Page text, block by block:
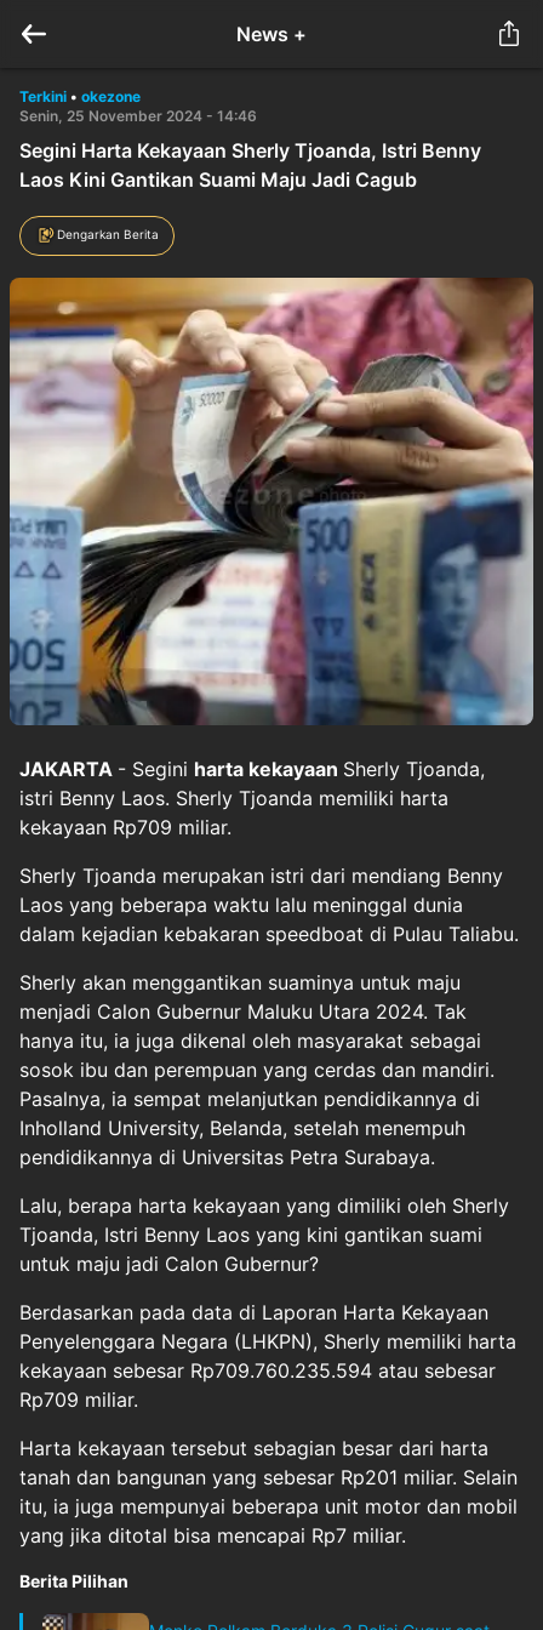
News +
Terkini • okezone
Senin, 25 November 2024 - 14:46
Segini Harta Kekayaan Sherly Tjoanda, Istri Benny
Laos Kini Gantikan Suami Maju Jadi Cagub
Dengarkan Berita
JAKARTA - Segini harta kekayaan Sherly Tjoanda,
istri Benny Laos. Sherly Tjoanda memiliki harta
kekayaan Rp709 miliar.
Sherly Tjoanda merupakan istri dari mendiang Benny
Laos yang beberapa waktu lalu meninggal dunia
dalam kejadian kebakaran speedboat di Pulau Taliabu.
Sherly akan menggantikan suaminya untuk maju
menjadi Calon Gubernur Maluku Utara 2024. Tak
hanya itu, ia juga dikenal oleh masyarakat sebagai
sosok ibu dan perempuan yang cerdas dan mandiri.
Pasalnya, ia sempat melanjutkan pendidikannya di
Inholland University, Belanda, setelah menempuh
pendidikannya di Universitas Petra Surabaya.
Lalu, berapa harta kekayaan yang dimiliki oleh Sherly
Tjoanda, Istri Benny Laos yang kini gantikan suami
untuk maju jadi Calon Gubernur?
Berdasarkan pada data di Laporan Harta Kekayaan
Penyelenggara Negara (LHKPN), Sherly memiliki harta
kekayaan sebesar Rp709.760.235.594 atau sebesar
Rp709 miliar.
Harta kekayaan tersebut sebagian besar dari harta
tanah dan bangunan yang sebesar Rp201 miliar. Selain
itu, ia juga mempunyai beberapa unit motor dan mobil
yang jika ditotal bisa mencapai Rp7 miliar.
Berita Pilihan